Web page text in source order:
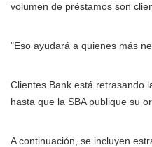
volumen de préstamos son
"Eso ayudará a quienes más
Clientes Bank está retrasando
hasta que la SBA publique su
A continuación, se incluyen